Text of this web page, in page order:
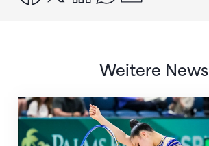
Weitere News
Nächster Halt: Weltmeisterschaft